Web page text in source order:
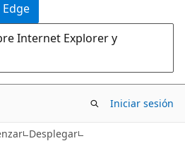
Internet Explorer y
Iniciar sesión
Desplegar